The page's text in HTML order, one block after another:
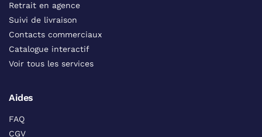
Retrait en agence
Suivi de livraison
Contacts commerciaux
Catalogue interactif
Voir tous les services
Aides
FAQ
CGV